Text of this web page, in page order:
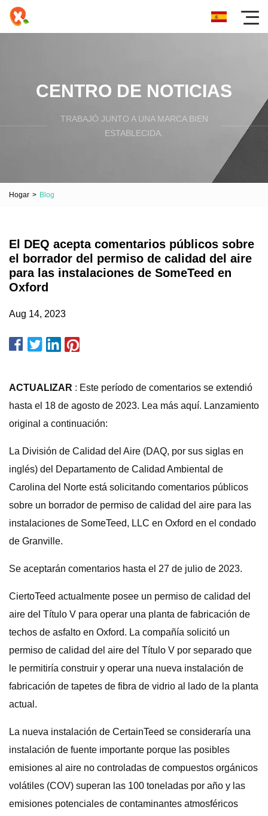
CENTRO DE NOTICIAS
TRABAJÓ JUNTO A UNA MARCA BIEN
ESTABLECIDA.
Hogar > Blog
El DEQ acepta comentarios públicos sobre
el borrador del permiso de calidad del aire
para las instalaciones de SomeTeed en
Oxford
Aug 14, 2023
ACTUALIZAR : Este período de comentarios se extendió
hasta el 18 de agosto de 2023. Lea más aquí. Lanzamiento
original a continuación:
La División de Calidad del Aire (DAQ, por sus siglas en
inglés) del Departamento de Calidad Ambiental de
Carolina del Norte está solicitando comentarios públicos
sobre un borrador de permiso de calidad del aire para las
instalaciones de SomeTeed, LLC en Oxford en el condado
de Granville.
Se aceptarán comentarios hasta el 27 de julio de 2023.
CiertoTeed actualmente posee un permiso de calidad del
aire del Título V para operar una planta de fabricación de
techos de asfalto en Oxford. La compañía solicitó un
permiso de calidad del aire del Título V por separado que
le permitiría construir y operar una nueva instalación de
fabricación de tapetes de fibra de vidrio al lado de la planta
actual.
La nueva instalación de CertainTeed se consideraría una
instalación de fuente importante porque las posibles
emisiones al aire no controladas de compuestos orgánicos
volátiles (COV) superan las 100 toneladas por año y las
emisiones potenciales de contaminantes atmosféricos